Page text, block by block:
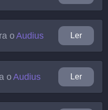
oAudius Ler
oAudius Ler